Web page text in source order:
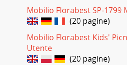
Mobilio Florabest SP-1799
(20 pagine)
Mobilio Florabest Kids'
Utente
(20 pagine)